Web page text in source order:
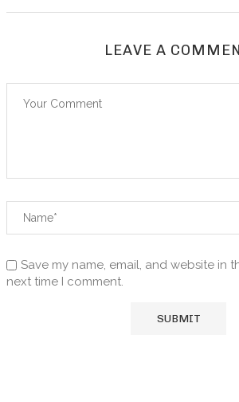
LEAVE A
Save my name, email, and website in
next time I comment.